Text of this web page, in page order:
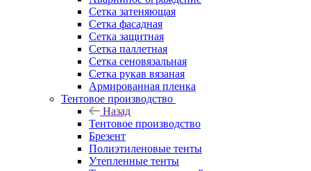
Сетка затеняющая
Сетка фасадная
Сетка защитная
Сетка паллетная
Сетка сеновязальная
Сетка рукав вязаная
Армированная пленка
Тентовое производство
Назад
Тентовое производство
Брезент
Полиэтиленовые тенты
Утепленные тенты